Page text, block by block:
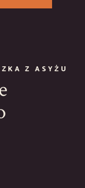
Z ASYŻU